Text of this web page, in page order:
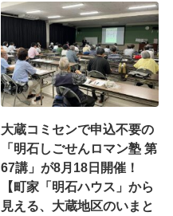
大蔵コミセンで申込不要の
「明石しごせんロマン塾 第
67講」が8月18日開催！
【町家「明石ハウス」から
見える、大蔵地区のいまと